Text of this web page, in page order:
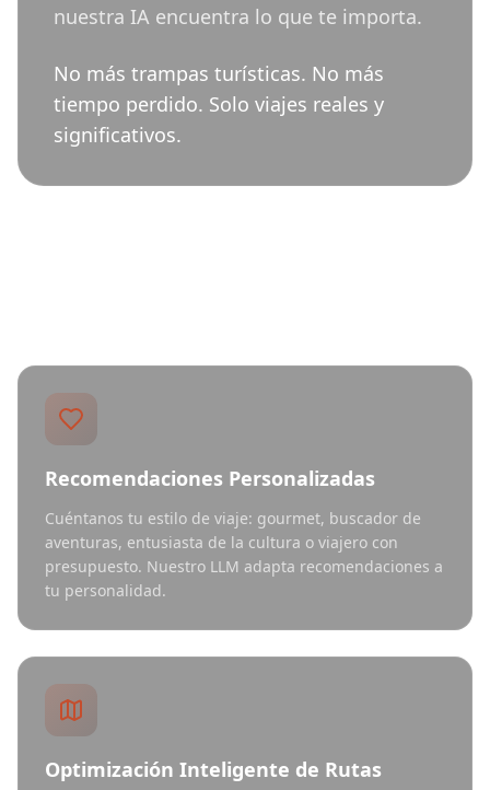
nuestra IA encuentra lo que te importa.
No más trampas turísticas. No más
tiempo perdido. Solo viajes reales y
significativos.
Recomendaciones Personalizadas
Cuéntanos tu estilo de viaje: gourmet, buscador de
aventuras, entusiasta de la cultura o viajero con
presupuesto. Nuestro LLM adapta recomendaciones a
tu personalidad.
Optimización Inteligente de Rutas